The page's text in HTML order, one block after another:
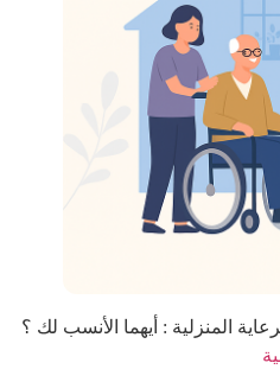
المنزلية : أيهما الأنسب لك ؟